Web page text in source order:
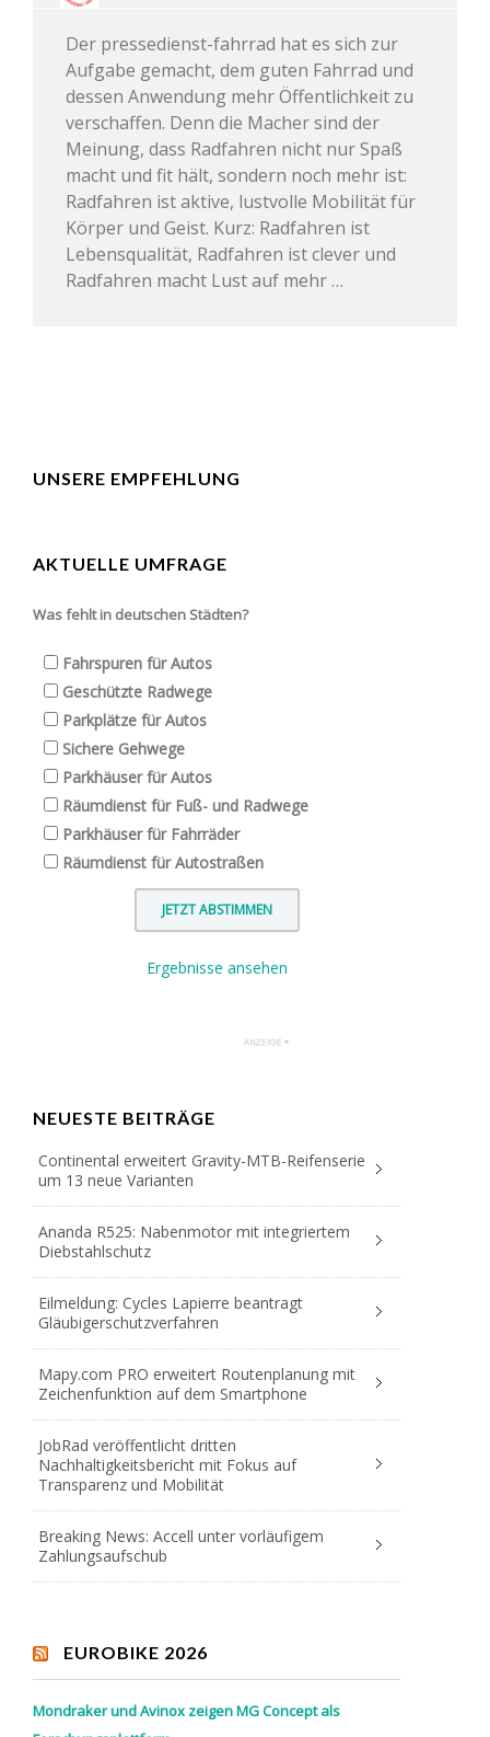
Der pressedienst-fahrrad hat es sich zur
Aufgabe gemacht, dem guten Fahrrad und
dessen Anwendung mehr Öffentlichkeit zu
verschaffen. Denn die Macher sind der
Meinung, dass Radfahren nicht nur Spaß
macht und fit hält, sondern noch mehr ist:
Radfahren ist aktive, lustvolle Mobilität für
Körper und Geist. Kurz: Radfahren ist
Lebensqualität, Radfahren ist clever und
Radfahren macht Lust auf mehr …
UNSERE EMPFEHLUNG
AKTUELLE UMFRAGE
Was fehlt in deutschen Städten?
Fahrspuren für Autos
Geschützte Radwege
Parkplätze für Autos
Sichere Gehwege
Parkhäuser für Autos
Räumdienst für Fuß- und Radwege
Parkhäuser für Fahrräder
Räumdienst für Autostraßen
Ergebnisse ansehen
NEUESTE BEITRÄGE
Continental erweitert Gravity-MTB-Reifenserie
um 13 neue Varianten
Ananda R525: Nabenmotor mit integriertem
Diebstahlschutz
Eilmeldung: Cycles Lapierre beantragt
Gläubigerschutzverfahren
Mapy.com PRO erweitert Routenplanung mit
Zeichenfunktion auf dem Smartphone
JobRad veröffentlicht dritten
Nachhaltigkeitsbericht mit Fokus auf
Transparenz und Mobilität
Breaking News: Accell unter vorläufigem
Zahlungsaufschub
EUROBIKE 2026
Mondraker und Avinox zeigen MG Concept als